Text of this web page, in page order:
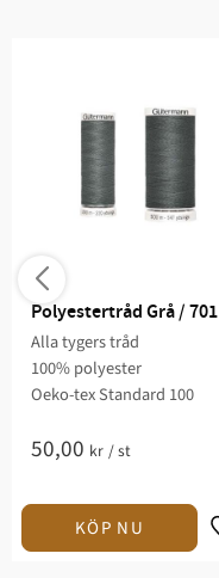
Polyestertråd Grå / 701
Alla tygers tråd
100% polyester
Oeko-tex Standard 100
50,00 kr /st